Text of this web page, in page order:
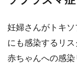
妊婦さんがトキ
にも感染するリ
赤ちゃんへの感